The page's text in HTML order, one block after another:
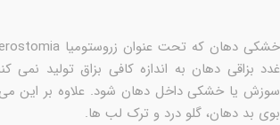
غدد بزاقی دهان به اندازه کافی بزاق تولید
سوزش یا خشکی داخل دهان شود. علاوه بر این می
بوی بد دهان، گلو درد و ترک لب ها.